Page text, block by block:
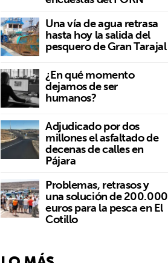
Una vía de agua retrasa
hasta hoy la salida del
pesquero de Gran Tarajal
¿En qué momento
dejamos de ser
humanos?
Adjudicado por dos
millones el asfaltado de
decenas de calles en
Pájara
Problemas, retrasos y
una solución de 200.000
euros para la pesca en El
Cotillo